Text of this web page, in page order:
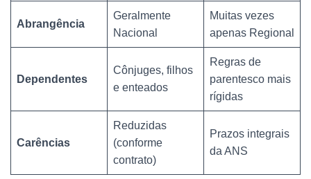
Abrangência
Geralmente
Nacional
Muitas vezes
apenas Regional
Dependentes
Cônjuges, filhos
e enteados
Regras de
parentesco mais
rígidas
Carências
Reduzidas
(conforme
contrato)
Prazos integrais
da ANS